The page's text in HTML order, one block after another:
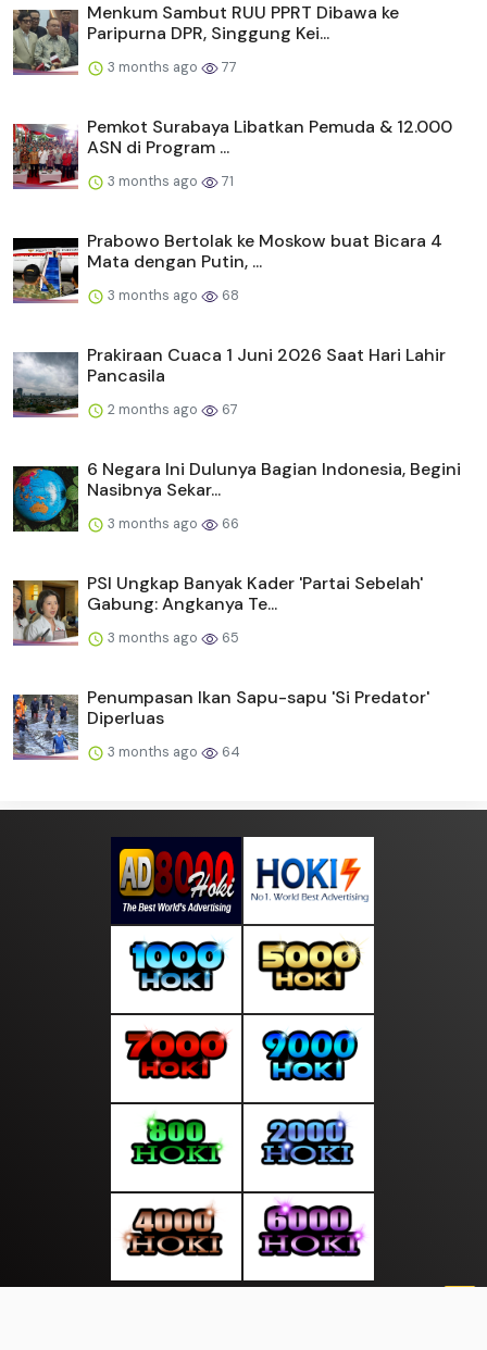
Menkum Sambut RUU PPRT Dibawa ke
Paripurna DPR, Singgung Kei...
3 months ago 77
Pemkot Surabaya Libatkan Pemuda & 12.000
ASN di Program ...
3 months ago 71
Prabowo Bertolak ke Moskow buat Bicara 4
Mata dengan Putin, ...
3 months ago 68
Prakiraan Cuaca 1 Juni 2026 Saat Hari Lahir
Pancasila
2 months ago 67
6 Negara Ini Dulunya Bagian Indonesia, Begini
Nasibnya Sekar...
3 months ago 66
PSI Ungkap Banyak Kader 'Partai Sebelah'
Gabung: Angkanya Te...
3 months ago 65
Penumpasan Ikan Sapu-sapu 'Si Predator'
Diperluas
3 months ago 64